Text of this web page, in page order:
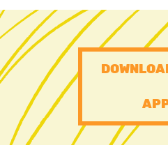
PRE
FOOTER
CTA